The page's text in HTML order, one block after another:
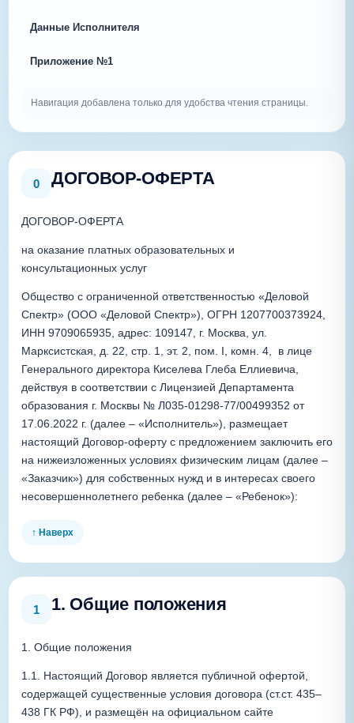
Данные Исполнителя
Приложение №1
Навигация добавлена только для удобства чтения страницы.
0 ДОГОВОР-ОФЕРТА
ДОГОВОР-ОФЕРТА
на оказание платных образовательных и
консультационных услуг
Общество с ограниченной ответственностью «Деловой
Спектр» (ООО «Деловой Спектр»), ОГРН 1207700373924,
ИНН 9709065935, адрес: 109147, г. Москва, ул.
Марксистская, д. 22, стр. 1, эт. 2, пом. I, комн. 4,  в лице
Генерального директора Киселева Глеба Еллиевича,
действуя в соответствии с Лицензией Департамента
образования г. Москвы № Л035-01298-77/00499352 от
17.06.2022 г. (далее – «Исполнитель»), размещает
настоящий Договор-оферту с предложением заключить его
на нижеизложенных условиях физическим лицам (далее –
«Заказчик») для собственных нужд и в интересах своего
несовершеннолетнего ребенка (далее – «Ребенок»):
↑ Наверх
1 1. Общие положения
1. Общие положения
1.1. Настоящий Договор является публичной офертой,
содержащей существенные условия договора (ст.ст. 435–
438 ГК РФ), и размещён на официальном сайте